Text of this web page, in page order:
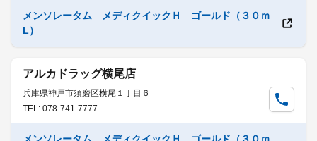
メンソレータム メディクイックＨ ゴールド（３０ｍ
L）
アルカドラッグ横尾店
兵庫県神戸市須磨区横尾１丁目６
TEL: 078-741-7777